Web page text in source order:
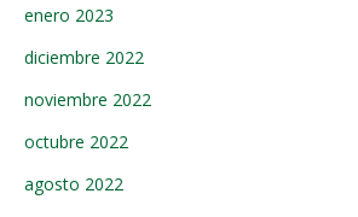
enero 2023
diciembre 2022
noviembre 2022
octubre 2022
agosto 2022